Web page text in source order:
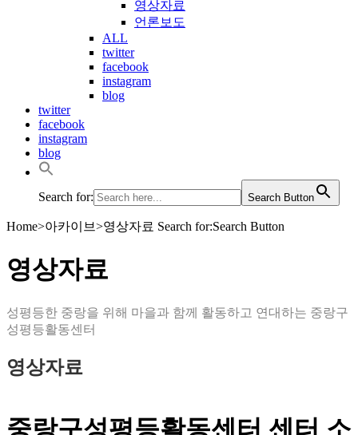
영상자료
언론보도
ALL
twitter
facebook
instagram
blog
twitter
facebook
instagram
blog
Search for: Search Button
Home>아카이브>영상자료 Search for:Search Button
영상자료
성평등한 중랑을 위해 마을과 함께 활동하고 연대하는 중랑구
성평등활동센터
영상자료
중랑구성평등활동센터 센터 소